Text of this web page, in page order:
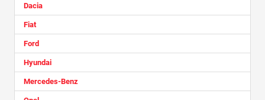
Dacia
Fiat
Ford
Hyundai
Mercedes-Benz